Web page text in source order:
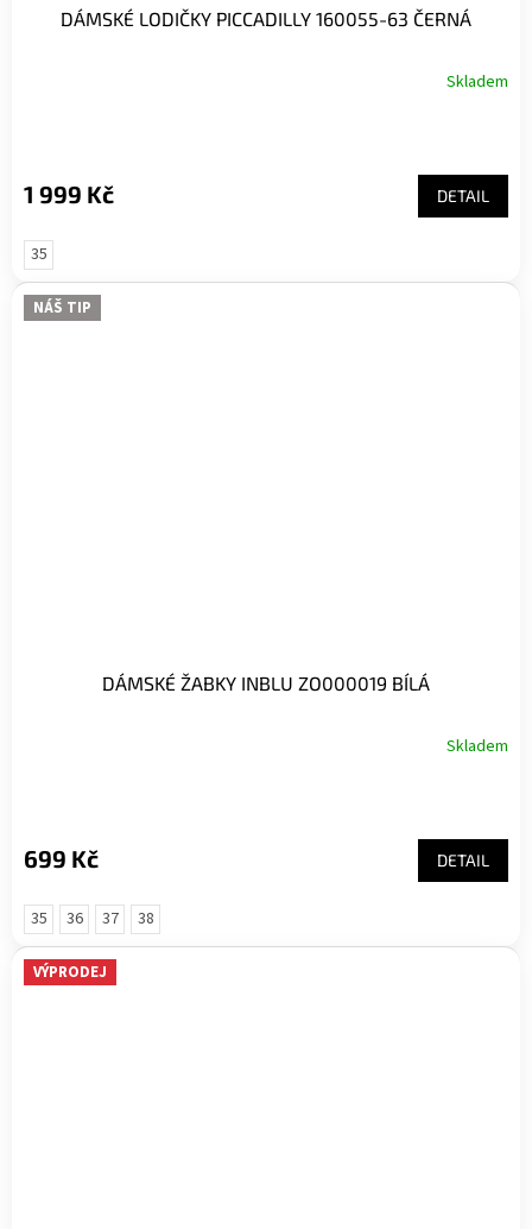
DÁMSKÉ LODIČKY PICCADILLY 160055-63 ČERNÁ
Skladem
1 999 Kč DETAIL
35
NÁŠ TIP
DÁMSKÉ ŽABKY INBLU ZO000019 BÍLÁ
Skladem
699 Kč DETAIL
35 36 37 38
VÝPRODEJ